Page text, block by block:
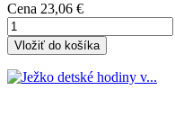
Cena 23,06 €
Vložiť do košíka